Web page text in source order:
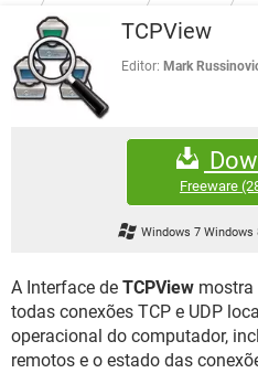
OUTLOOK
INSTAGRAM
GUIA DE COMPRAS
JOGOS
CELULAR
OUTLOOK
INSTAGRAM
DOWNLOADS
JOGOS
CELULAR
FÓRUM
INSTAGRAM
GUIA DE COMPRAS
TCPView
Editor: Mark
Freeware
Windows 7 Windows
A Interface de TCPView
todas conexões TCP e UDP
operacional do computador,
remotos e o estado das